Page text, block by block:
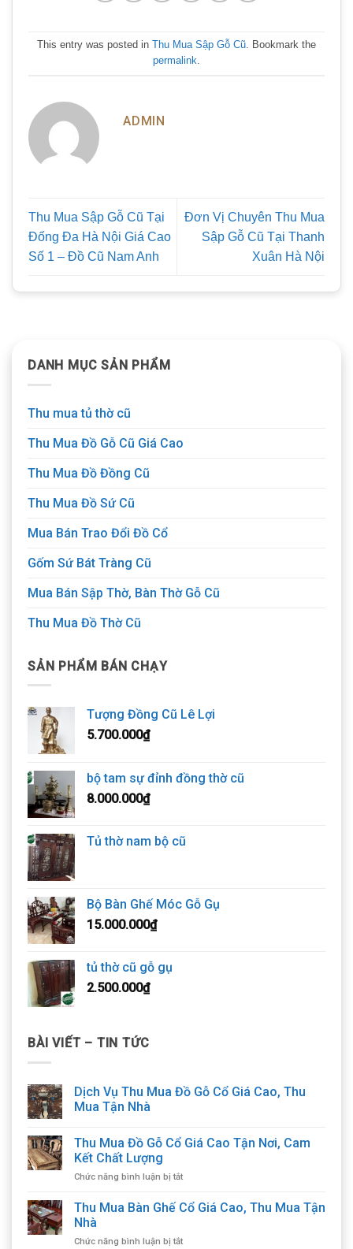
DANH MỤC SẢN PHẨM
Thu mua tủ thờ cũ
Thu Mua Đồ Gỗ Cũ Giá Cao
Thu Mua Đồ Đồng Cũ
Thu Mua Đồ Sứ Cũ
Mua Bán Trao Đổi Đồ Cổ
Gốm Sứ Bát Tràng Cũ
Mua Bán Sập Thờ, Bàn Thờ Gỗ Cũ
Thu Mua Đồ Thờ Cũ
SẢN PHẨM BÁN CHẠY
Tượng Đồng Cũ Lê Lợi
5.700.000₫
bộ tam sự đỉnh đồng thờ cũ
8.000.000₫
Tủ thờ nam bộ cũ
Bộ Bàn Ghế Móc Gỗ Gụ
15.000.000₫
tủ thờ cũ gỗ gụ
2.500.000₫
BÀI VIẾT – TIN TỨC
Dịch Vụ Thu Mua Đồ Gỗ Cổ Giá Cao, Thu
Mua Tận Nhà
Thu Mua Đồ Gỗ Cổ Giá Cao Tận Nơi, Cam
Kết Chất Lượng
Chức năng bình luận bị tắtở
Mua
Đồ
Cổ
Thu Mua Bàn Ghế Cổ Giá Cao, Thu Mua Tận
Nhà
Chức năng bình luận bị tắtở
This entry was posted in Thu Mua Sập Gỗ Cũ. Bookmark the
permalink.
ADMIN
Thu Mua Sập Gỗ Cũ Tại
Đống Đa Hà Nội Giá Cao
Số 1 – Đồ Cũ Nam Anh
Đơn Vị Chuyên Thu Mua
Sập Gỗ Cũ Tại Thanh
Xuân Hà Nội